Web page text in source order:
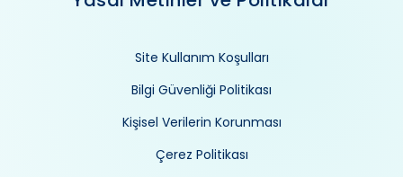
Site Kullanım Koşulları
Bilgi Güvenliği Politikası
Kişisel Verilerin Korunması
Çerez Politikası